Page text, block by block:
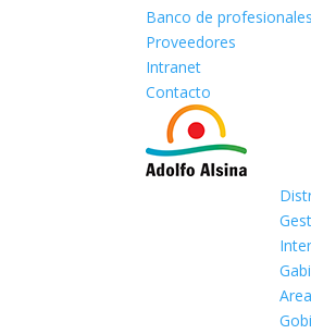
Banco de profesionales
Proveedores
Intranet
Contacto